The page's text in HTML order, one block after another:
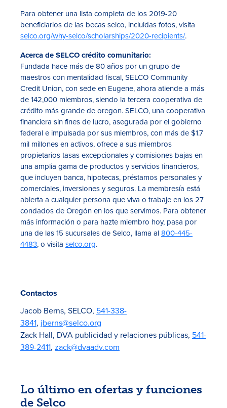
Para obtener una lista completa de los 2019-20
beneficiarios de las becas selco, incluidas fotos, visita
selco.org/why-selco/scholarships/2020-recipients/.
Acerca de SELCO crédito comunitario:
Fundada hace más de 80 años por un grupo de
maestros con mentalidad fiscal, SELCO Community
Credit Union, con sede en Eugene, ahora atiende a más
de 142,000 miembros, siendo la tercera cooperativa de
crédito más grande de oregon. SELCO, una cooperativa
financiera sin fines de lucro, asegurada por el gobierno
federal e impulsada por sus miembros, con más de $1.7
mil millones en activos, ofrece a sus miembros
propietarios tasas excepcionales y comisiones bajas en
una amplia gama de productos y servicios financieros,
que incluyen banca, hipotecas, préstamos personales y
comerciales, inversiones y seguros. La membresía está
abierta a cualquier persona que viva o trabaje en los 27
condados de Oregón en los que servimos. Para obtener
más información o para hazte miembro hoy, pasa por
una de las 15 sucursales de Selco, llama al800-445-
4483, o visita selco.org.
Contactos
Jacob Berns, SELCO, 541-338-
3841, jberns@selco.org
Zack Hall, DVA publicidad y relaciones públicas, 541-
389-2411, zack@dvaadv.com
Lo último en ofertas y funciones
de Selco